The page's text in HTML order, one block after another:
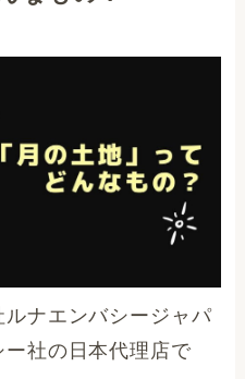
ナエンバシージャパ
社の日本代理店で